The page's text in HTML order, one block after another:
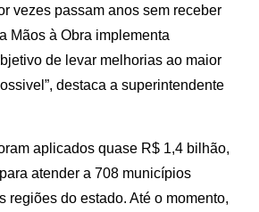
vezes passam anos sem receber
Mãos à Obra implementa
de levar melhorias ao maior
destaca a superintendente
aplicados quase R$ 1,4 bilhão,
atender a 708 municípios
regiões do estado. Até o momento,